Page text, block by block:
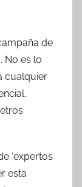
de
No es lo
cualquier
‘expertos
esta